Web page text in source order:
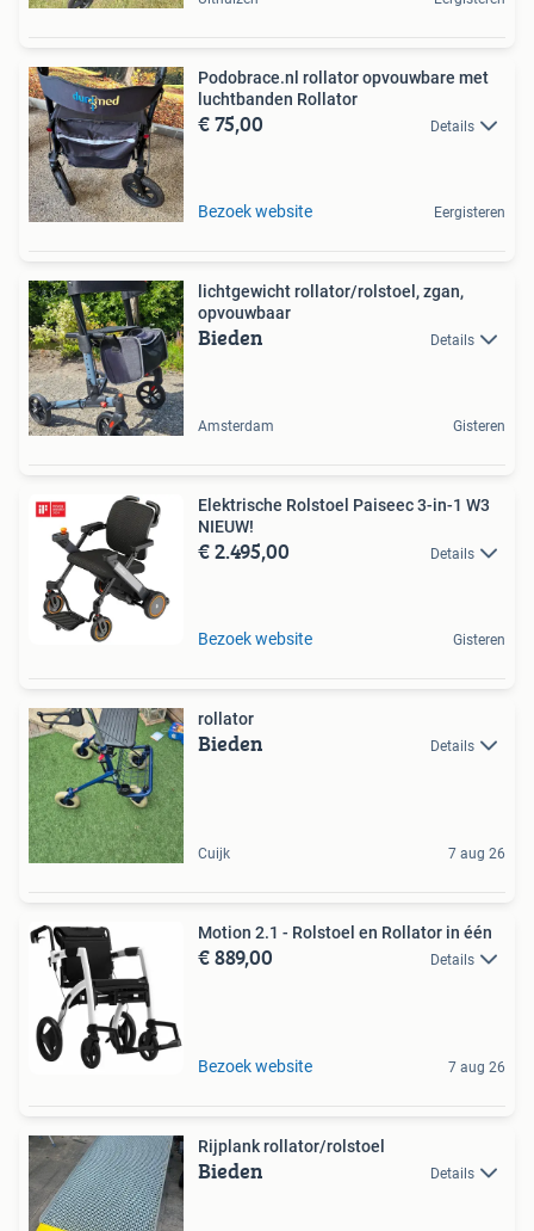
Podobrace.nl rollator opvouwbare met
luchtbanden Rollator
€ 75,00 Details
Bezoek website Eergisteren
lichtgewicht rollator/rolstoel, zgan,
opvouwbaar
Bieden Details
Amsterdam Gisteren
Elektrische Rolstoel Paiseec 3-in-1 W3
NIEUW!
€ 2.495,00 Details
Bezoek website Gisteren
rollator
Bieden Details
Cuijk 7 aug 26
Motion 2.1 - Rolstoel en Rollator in één
€ 889,00 Details
Bezoek website 7 aug 26
Rijplank rollator/rolstoel
Bieden Details